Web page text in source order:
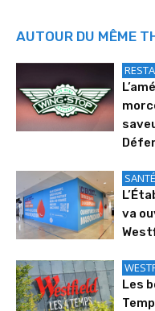
AUTOUR DU MÊME
SANTÉ
va
Les